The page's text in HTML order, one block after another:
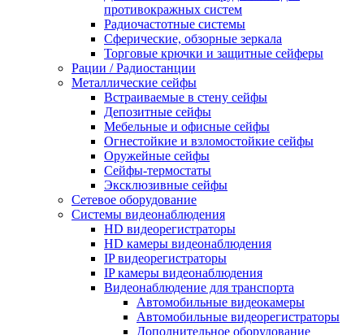
противокражных систем
Радиочастотные системы
Сферические, обзорные зеркала
Торговые крючки и защитные сейферы
Рации / Радиостанции
Металлические сейфы
Встраиваемые в стену сейфы
Депозитные сейфы
Мебельные и офисные сейфы
Огнестойкие и взломостойкие сейфы
Оружейные сейфы
Сейфы-термостаты
Эксклюзивные сейфы
Сетевое оборудование
Системы видеонаблюдения
HD видеорегистраторы
HD камеры видеонаблюдения
IP видеорегистраторы
IP камеры видеонаблюдения
Видеонаблюдение для транспорта
Автомобильные видеокамеры
Автомобильные видеорегистраторы
Дополнительное оборудование